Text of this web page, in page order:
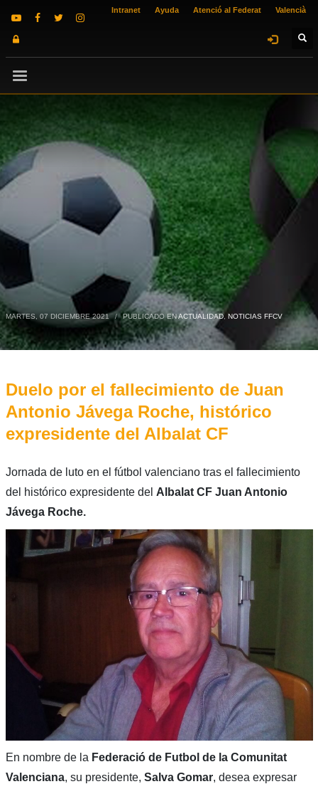
Intranet Ayuda Atenció al Federat Valencià
MARTES, 07 DICIEMBRE 2021 / PUBLICADO ENACTUALIDAD, NOTICIAS FFCV
Duelo por el fallecimiento de Juan
Antonio Jávega Roche, histórico
expresidente del Albalat CF
Jornada de luto en el fútbol valenciano tras el fallecimiento
del histórico expresidente del Albalat CF Juan Antonio
Jávega Roche.
En nombre de la Federació de Futbol de la Comunitat
Valenciana, su presidente, Salva Gomar, desea expresar